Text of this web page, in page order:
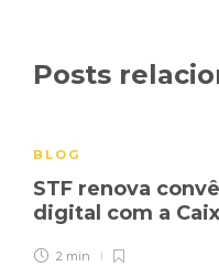
Posts
BLOG
STF renova
digital com a
2 min